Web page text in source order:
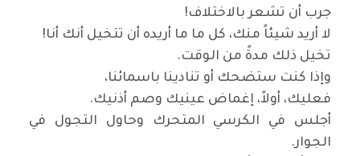
جرب أن تشعر بالاختلاف!
لا أريد شيئاً منك، كل ما ما أريده أن تتخيل أنك أنا!
تخيل ذلك مدةً من الوقت.
وإذا كنت ستضحك أو تنادينا باسمائنا،
فعليك، أولاً، إغماض عينيك وصم أذنيك.
أجلس في الكرسي المتحرك وحاول التجول في
الجوار.